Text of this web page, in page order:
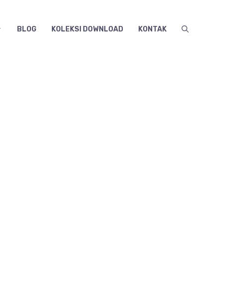
BLOG KOLEKSI DOWNLOAD KONTAK